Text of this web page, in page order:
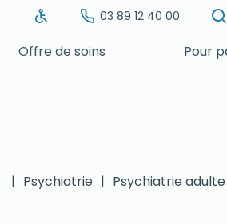
03 89 12 40 00
Offre de soins
Pour
| Psychiatrie | Psychiatrie adulte